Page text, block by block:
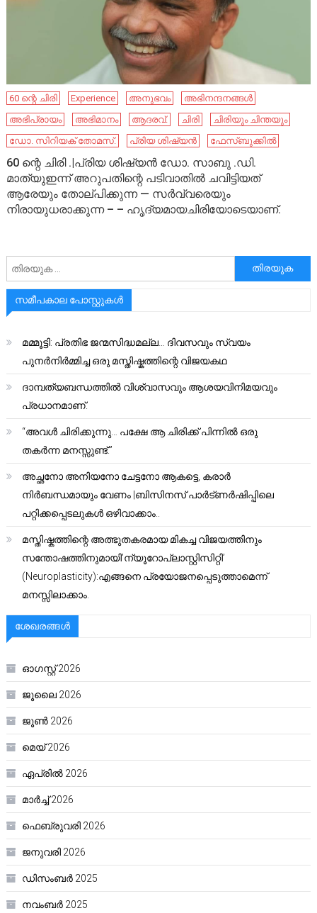
60 ന്റെ ചിരി Experience അനുഭവം
അഭിനന്ദനങ്ങൾ
അഭിപ്രായം
അഭിമാനം ആദരവ്. ചിരി
ചിരിയും ചിന്തയും
ഡോ. സിറിയക് തോമസ്.
പ്രിയ ശിഷ്യൻ ഫേസ്ബുക്കിൽ
60 ന്റെ ചിരി .|പ്രിയ ശിഷ്യൻ ഡോ. സാബു .ഡി.
മാത്യുഇന്ന് അറുപതിന്റെ പടിവാതിൽ ചവിട്ടിയത്
ആരേയും തോല്പിക്കുന്ന — സർവ്വരെയും
നിരായുധരാക്കുന്ന – – ഹൃദ്യമായചിരിയോടെയാണ്.
അനേഷിക്കുക
സമീപകാല പോസ്റ്റുകൾ
മമ്മൂട്ടി: പ്രതിഭ ജന്മസിദ്ധമല്ല… ദിവസവും സ്വയം
പുനർനിർമ്മിച്ച ഒരു മസ്തിഷ്കത്തിന്റെ വിജയകഥ
ദാമ്പത്യബന്ധത്തിൽ വിശ്വാസവും ആശയവിനിമയവും
പ്രധാനമാണ്.
“അവൾ ചിരിക്കുന്നു… പക്ഷേ ആ ചിരിക്ക് പിന്നിൽ ഒരു
തകർന്ന മനസ്സുണ്ട്.”
അച്ഛനോ അനിയനോ ചേട്ടനോ ആകട്ടെ, കരാർ
നിർബന്ധമായും വേണം |ബിസിനസ് പാർട്ണർഷിപ്പിലെ
പറ്റിക്കപ്പെടലുകൾ ഒഴിവാക്കാം..
മസ്തിഷ്കത്തിന്റെ അത്ഭുതകരമായ മികച്ച വിജയത്തിനും
സന്തോഷത്തിനുമായി’ന്യൂറോപ്ലാസ്റ്റിസിറ്റി’
(Neuroplasticity):എങ്ങനെ പ്രയോജനപ്പെടുത്താമെന്ന്
മനസ്സിലാക്കാം.
ശേഖരങ്ങൾ
ഓഗസ്റ്റ്‌ 2026
ജൂലൈ 2026
ജൂൺ 2026
മെയ്‌ 2026
ഏപ്രിൽ 2026
മാർച്ച്‌ 2026
ഫെബ്രുവരി 2026
ജനുവരി 2026
ഡിസംബർ 2025
നവംബർ 2025